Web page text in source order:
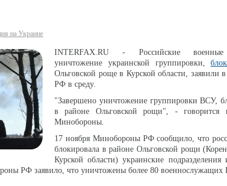
на Украине
INTERFAX.RU - Российские военные
уничтожение украинской группировки,
Ольговской роще в Курской области, заявили
РФ в среду.
"Завершено уничтожение группировки ВСУ,
в районе Ольговской рощи", - говорится
Минобороны.
17 ноября Минобороны РФ сообщило, что
блокировала в районе Ольговской рощи
Курской области) украинские
РФ заявило, что уничтожены более 80 военнослужащих